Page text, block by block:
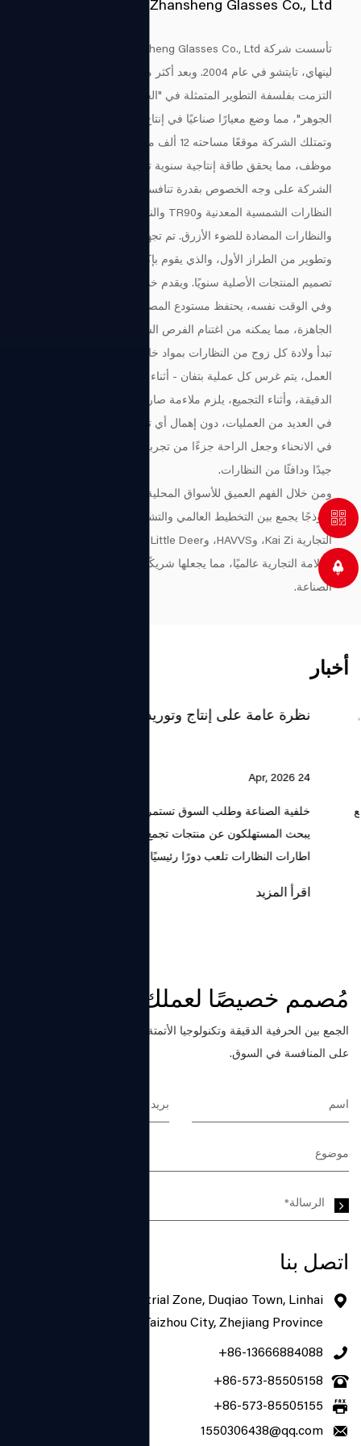
Zhejiang Zhansheng Glasses Co., Ltd.
لينهاي، تايتشو في عام 2004. وبعد أكثر من عقدين من التطوير،
التزمت بفلسفة التطوير المتمثلة في "الجودة كأساس والابتكار باعتباره
الجوهر"، مما وضع معيارًا صناعيًا في إنتاج النظارات.
الشركة على وجه الخصوص بقدرة تنافسية أساسية في تصنيع
النظارات الشمسية المعدنية وTR90 والنظارات الشمسية الورقية
والنظارات المضادة للضوء الأزرق. تم تجهيز المؤسسة بفريق بحث
وتطوير من الطراز الأول، والذي يقوم بإكمال مئات من تكرارات
تصميم المنتجات الأصلية سنويًا. ويقدم خدمات مخصصة فردية لعملائه.
وفي الوقت نفسه، يحتفظ مستودع المصنع بملايين المخزونات
الجاهزة، مما يمكنه من اغتنام الفرص السوقية للعملاء بسرعة.
تبدأ ولادة كل زوج من النظارات بمواد خام مختارة بعناية. في ورشة
العمل، يتم غرس كل عملية بتفان - أثناء التلميع، تتم متابعة اللمسة
الدقيقة، وأثناء التجميع، يلزم ملاءمة صارمة. يتم التحكم بشكل صارم
في العديد من العمليات، دون إهمال أي تفاصيل، فقط لدمج الجودة
في الانحناء وجعل الراحة جزءًا من تجربة الارتداء، مما يخلق زوجًا
جيدًا ودافئًا من النظارات.
ومن خلال الفهم العميق للأسواق المحلية والدولية، شكلت الشركة
نموذجًا يجمع بين التخطيط العالمي والتشغيل المحلي. وتشمل علاماتها
العلامة التجارية عالميًا، مما يجعلها شريكًا تعاونيًا موثوقًا به في
الصناعة.
أخبار
نظرة عامة على إنتاج وتوريد مصنع إطارات النظارات
خلفية الصناعة وطلب السوق تستمر صناعة النظارات في النمو حيث
يبحث المستهلكون عن منتجات تجمع بين تصحيح الرؤية والأناقة. ان مصنع
اطارات النظارات تلعب دورًا رئيسيًا ...
اقرأ المزيد
مُصمم خصيصًا لعملك
الجمع بين الحرفية الدقيقة وتكنولوجيا الأتمتة، نحن نصنع نظارات قادرة
على المنافسة في السوق.
اتصل بنا
No. 7-1, Dengtou Industrial Zone, Duqiao Town, Linhai
City, Taizhou City, Zhejiang Province
+86-13666884088
+86-573-85505158
+86-573-85505155
1550306438@qq.com